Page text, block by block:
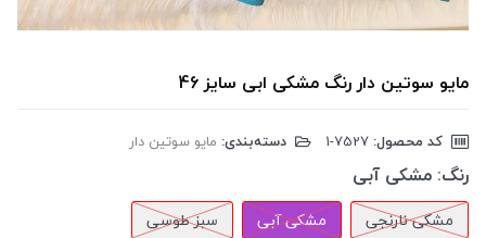
مایو سوتین دار رنگ مشکی ابی سایز 46
کد محصول: دسته‌بندی: مایو سوتین دار
رنگ: مشکی آبی
مشکی نارنجی مشکی آبی سبز طوسی